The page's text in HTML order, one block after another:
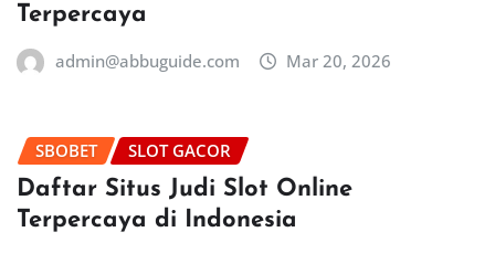
Terpercaya
admin@abbuguide.com Mar 20, 2026
SBOBET SLOT GACOR
Daftar Situs Judi Slot Online
Terpercaya di Indonesia